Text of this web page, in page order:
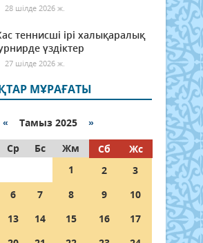
28 шілде 2026 ж.
теннисші ірі халықаралық
үздіктер
27 шілде 2026 ж.
МҰРАҒАТЫ
« Тамыз 2025 »
Ср Бс Жм Сб
Жс
1
2
3
6 7 8 9
10
13 14 15 16
17